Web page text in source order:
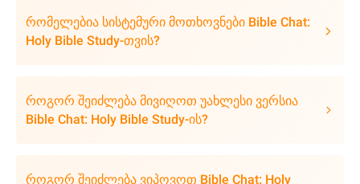
რომელებია სისტემური მოთხოვნები Bible Chat:
Holy Bible Study-თვის?
როგორ შეიძლება მივიღოთ უახლესი ვერსია
Bible Chat: Holy Bible Study-ის?
როგორ შეიძლება ვიპოვოთ Bible Chat: Holy